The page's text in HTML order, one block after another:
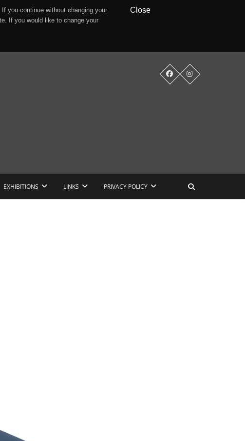
you continue without changing your
If you would like to change your
Close
EXHIBITIONS LINKS PRIVACY POLICY